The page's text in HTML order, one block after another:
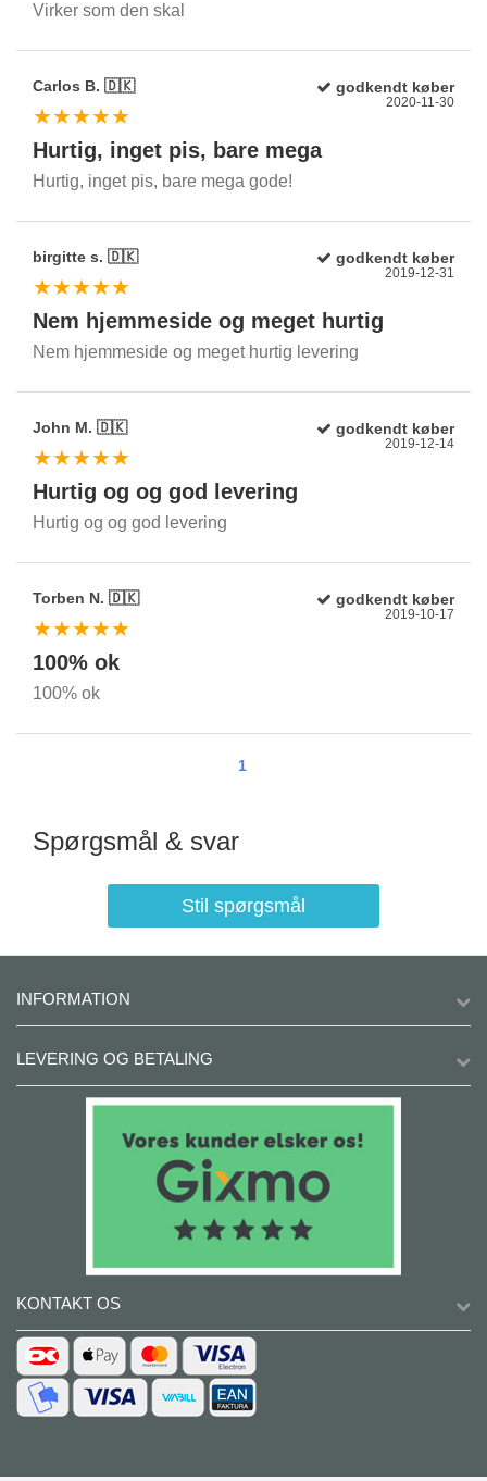
Virker som den skal
Carlos B. 🇩🇰 godkendt køber
★★★★★
2020-11-30
Hurtig, inget pis, bare mega
Hurtig, inget pis, bare mega gode!
birgitte s. 🇩🇰 godkendt køber
★★★★★
2019-12-31
Nem hjemmeside og meget hurtig
Nem hjemmeside og meget hurtig levering
John M. 🇩🇰 godkendt køber
★★★★★
2019-12-14
Hurtig og og god levering
Hurtig og og god levering
Torben N. 🇩🇰 godkendt køber
★★★★★
2019-10-17
100% ok
100% ok
1
Spørgsmål & svar
Stil spørgsmål
INFORMATION
LEVERING OG BETALING
KONTAKT OS